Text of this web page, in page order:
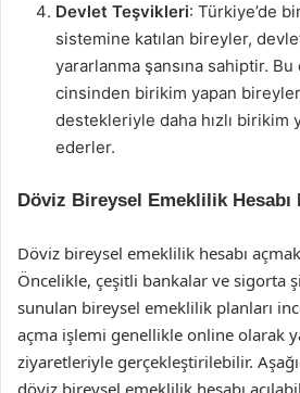
Devlet Teşvikleri: Türkiye’de
sistemine katılan bireyler,
yararlanma şansına sahiptir.
cinsinden birikim yapan
destekleriyle daha hızlı birikim
ederler.
Döviz Bireysel Emeklilik Hesabı
Döviz bireysel emeklilik hesabı
Öncelikle, çeşitli bankalar ve sigorta
sunulan bireysel emeklilik planları
açma işlemi genellikle online olarak
ziyaretleriyle gerçekleştirilebilir.
döviz bireysel emeklilik hesabı